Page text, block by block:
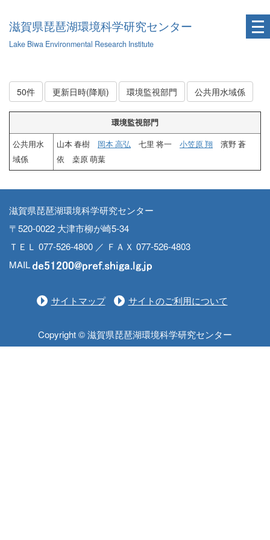
滋賀県琵琶湖環境科学研究センター
Lake Biwa Environmental Research Institute
50件 更新日時(降順) 環境監視部門 公共用水域係
環境監視部門
公共用水
域係
山本 春樹 岡本 高弘 七里 将一 小笠原 翔 濱野 蒼
依 桒原 萌葉
滋賀県琵琶湖環境科学研究センター
〒520-0022 大津市柳が崎5-34
ＴＥＬ 077-526-4800 ／ ＦＡＸ 077-526-4803
MAIL
サイトマップ サイトのご利用について
Copyright © 滋賀県琵琶湖環境科学研究センター